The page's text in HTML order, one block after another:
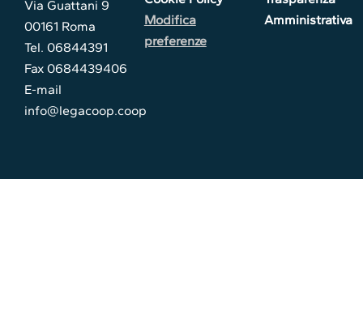
Via Guattani 9
00161 Roma
Tel. 06844391
Fax 0684439406
E-mail
info@legacoop.coop
Modifica
preferenze
Amministrativa